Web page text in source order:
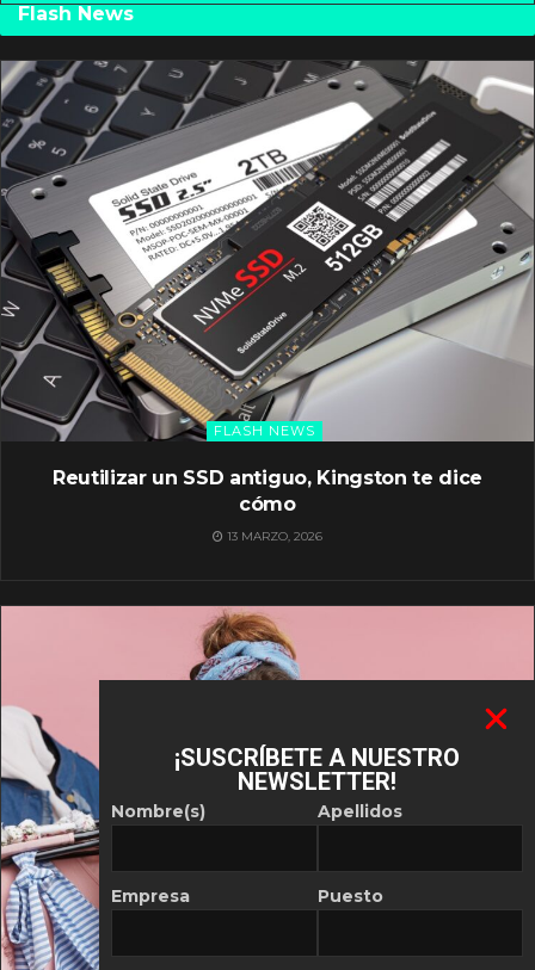
Flash News
FLASH NEWS
Reutilizar un SSD antiguo, Kingston te dice
cómo
13 MARZO, 2026
¡SUSCRÍBETE A NUESTRO
NEWSLETTER!
Nombre(s)
Empresa
Apellidos
Puesto